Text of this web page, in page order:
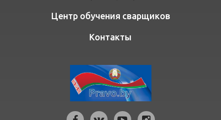
Центр обучения сварщиков
Контакты